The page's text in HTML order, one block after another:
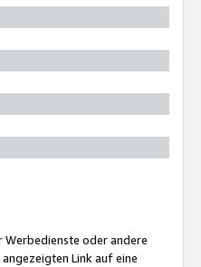
Werbedienste oder andere
Link auf eine